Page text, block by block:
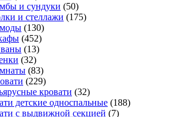
и сундуки (50)
и стеллажи (175)
(130)
(452)
(13)
(32)
(83)
(229)
кровати (32)
детские односпальные (188)
с выдвижной секцией (7)